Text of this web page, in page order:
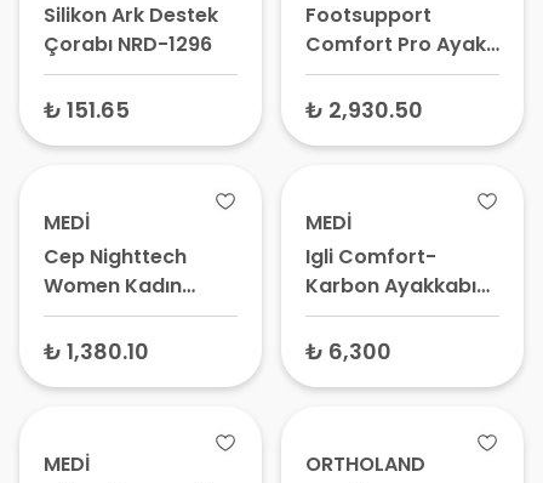
Silikon Ark Destek
Çorabı NRD-1296
₺ 151.65
Footsupport
Comfort Pro Ayak
Desteği Tabanlık
PIA02 - İçe Basma
₺ 2,930.50
MEDİ
Cep Nighttech
Women Kadın
Gece Teknolojisi
Çorap
₺ 1,380.10
MEDİ
Igli Comfort-
Karbon Ayakkabı
Tabanlığı PJ141 –
Ortopedik Destek
₺ 6,300
MEDİ
ORTHOLAND